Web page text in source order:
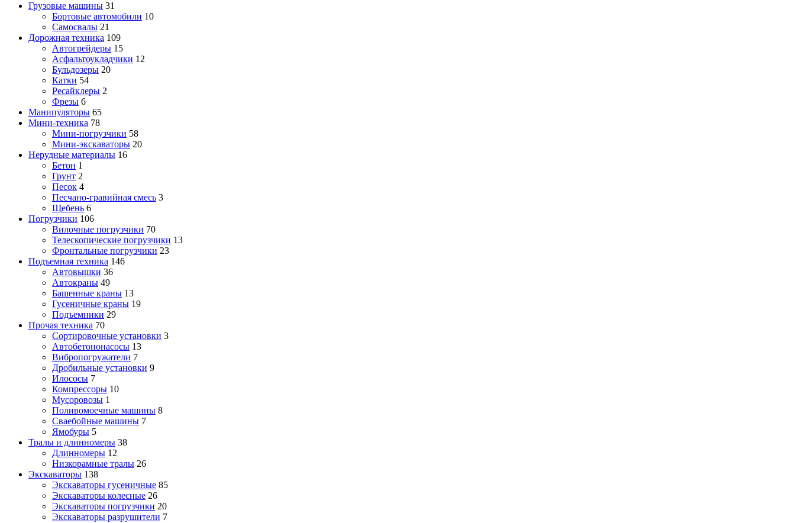
Грузовые машины 31
Бортовые автомобили 10
Самосвалы 21
Дорожная техника 109
Автогрейдеры 15
Асфальтоукладчики 12
Бульдозеры 20
Катки 54
Ресайклеры 2
Фрезы 6
Манипуляторы 65
Мини-техника 78
Мини-погрузчики 58
Мини-экскаваторы 20
Нерудные материалы 16
Бетон 1
Грунт 2
Песок 4
Песчано-гравийная смесь 3
Щебень 6
Погрузчики 106
Вилочные погрузчики 70
Телескопические погрузчики 13
Фронтальные погрузчики 23
Подъемная техника 146
Автовышки 36
Автокраны 49
Башенные краны 13
Гусеничные краны 19
Подъемники 29
Прочая техника 70
Cортировочные установки 3
Автобетононасосы 13
Вибропогружатели 7
Дробильные установки 9
Илососы 7
Компрессоры 10
Мусоровозы 1
Поливомоечные машины 8
Сваебойные машины 7
Ямобуры 5
Тралы и длинномеры 38
Длинномеры 12
Низкорамные тралы 26
Экскаваторы 138
Экскаваторы гусеничные 85
Экскаваторы колесные 26
Экскаваторы погрузчики 20
Экскаваторы разрушители 7